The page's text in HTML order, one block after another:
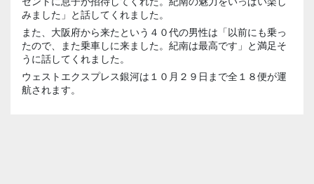
みました」と話してくれました。
また、大阪府から来たという４０代の男性は「以前にも乗っ
たので、また乗車しに来ました。紀南は最高です」と満足そ
うに話してくれました。
ウェストエクスプレス銀河は１０月２９日まで全１８便が運
航されます。